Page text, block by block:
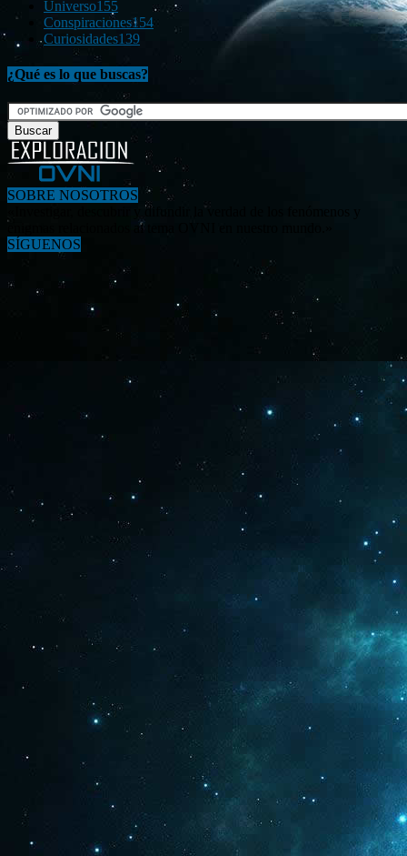
Universo155
Conspiraciones154
Curiosidades139
¿Qué es lo que buscas?
SOBRE NOSOTROS
«Investigar, descubrir y difundir la verdad de los fenómenos y
enigmas relacionados al tema OVNI en nuestro mundo.»
SÍGUENOS